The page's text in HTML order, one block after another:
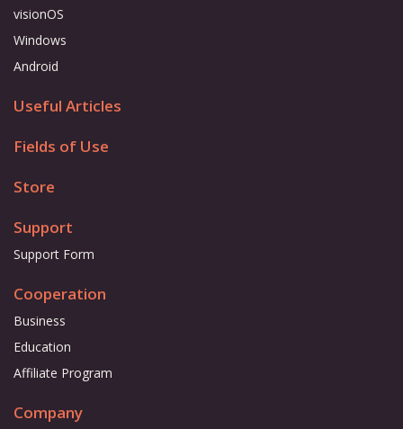
visionOS
Windows
Android
Useful Articles
Fields of Use
Store
Support
Support Form
Cooperation
Business
Education
Affiliate Program
Company